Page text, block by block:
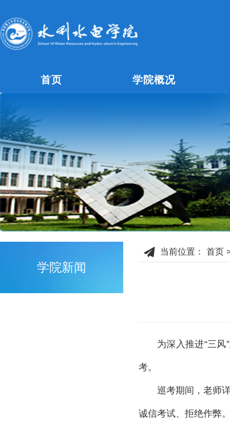
首页 学院概况
学院新闻
当前位置： 首页
为深入推进“三
考。
巡考期间，老师
诚信考试、拒绝作弊